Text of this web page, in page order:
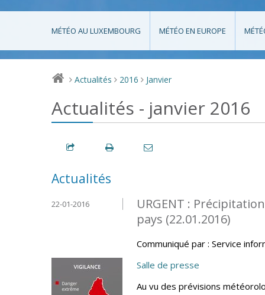
MÉTÉO AU LUXEMBOURG MÉTÉO EN EUROPE
> Actualités > 2016 > Janvier
Actualités - janvier 2016
Actualités
URGENT :
pays (22.01.2016)
Communiqué par : Service
22-01-2016
Salle de presse
Au vu des prévisions